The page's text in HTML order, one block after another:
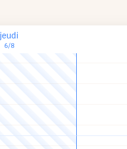
jeudi
6/8